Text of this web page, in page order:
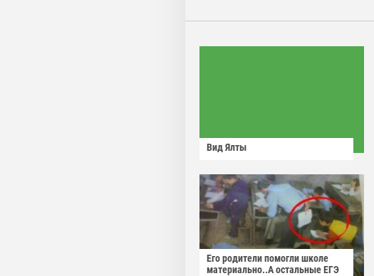
Вид Ялты
Его родители помогли школе
материально..А остальные ЕГЭ